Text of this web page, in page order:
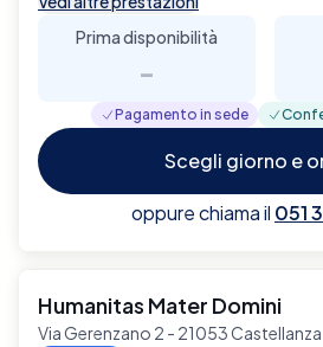
Prima disponibilità
-
Pagamento in sede
Scegli giorno e
oppure chiama il 051
Humanitas Mater Domini
Via Gerenzano 2 - 21053 Castellanza